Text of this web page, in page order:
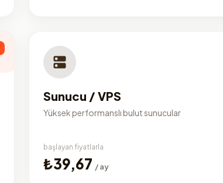
Sunucu / VPS
Yüksek performanslı bulut sunucular
başlayan fiyatlarla
₺39,67 / ay